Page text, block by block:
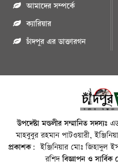
আমাদের সম্পর্কে
ক্যারিয়ার
চাঁদপুর এর ডাক্তারগন
উপদেষ্টা মন্ডলীর সম্মানিত সদস্যঃ
মাহবুবুর রহমান পাটওয়ারী,
প্রকাশক: ইঞ্জিনিয়ার মোঃ জিহাদুল
রশিদবিজ্ঞাপন ও